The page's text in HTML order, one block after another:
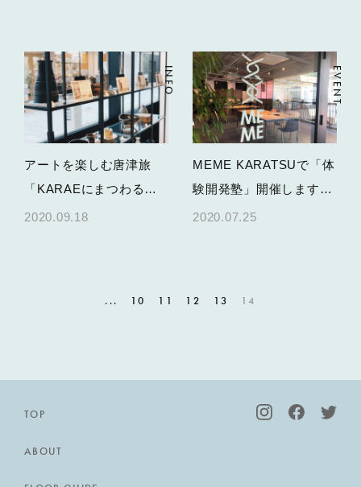
アートを楽しむ唐津旅
「KARAEにまつわる４
人の作家展」
2020.09.18
INFO
MEME KARATSUで「体
験開発塾」開催します／
７月30日～10月1日
2020.07.25
EVENT
... 10 11 12 13 14
TOP
ABOUT